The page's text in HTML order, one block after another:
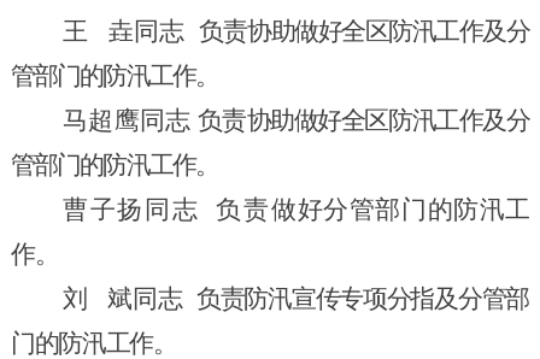
王 垚同志 负责协助做好全区防汛工作及分
管部门的防汛工作。
马超鹰同志负责协助做好全区防汛工作及分
管部门的防汛工作。
曹子扬同志
负责做好分管部门的防汛工
作。
刘 斌同志 负责防汛宣传专项分指及分管部
门的防汛工作。